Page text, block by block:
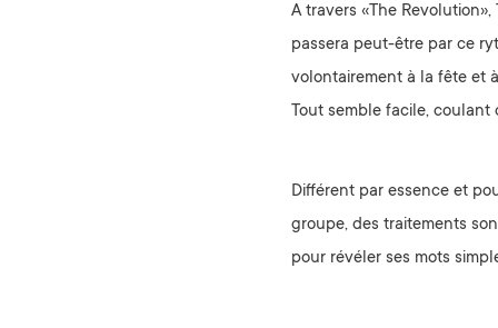
A travers «The
passera peut-être par ce
volontairement à la fête et
Tout semble facile, coulant
Différent par essence et
groupe, des traitements
pour révéler ses mots